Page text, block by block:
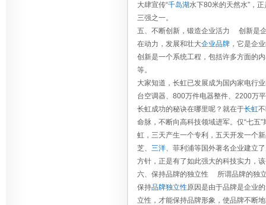
大肆宣传“千岛湖水下80米的天然水”，
三强之一。
五、不断创新，锻造企业活力 创新是
在动力，发展和壮大企业品牌 ，它是企
创新是一个系统工程，包括许多方面的
等。
大家知道，长虹已发展成为国内家电行
台空调器、800万件电器整件、2200万
长虹成功的秘诀在哪里呢？就在于长虹
命脉，不断向高科技领域进军。仅“七五
虹，三天产生一个专利，五天开发一个
芝、 三洋、菲利浦等国外著名企业建立
方针，正是有了如此强大的科技实力，
六、保持品牌的独立性 所谓品牌的独
保持品牌独立性原因是由于品牌是企业
立性，才能保持品牌形象，使品牌不断